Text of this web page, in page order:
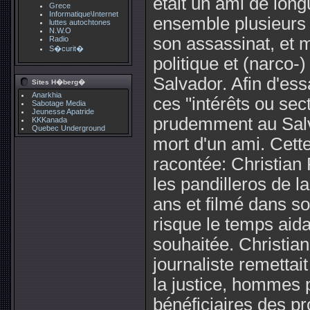
Grece
Informatique\Internet
luttes autochtones
N.W.O
Radio
S�curit�
Sites H�berg�
Anarkhia
Sabotage Media
Jeunesse Apatride
KKKanada
Quebec Underground
ensemble
son assassinat, et
politique et (narco-
Salvador. Afin
ces "intérêts ou
prudemment au
mort d'un ami.
racontée: Christian
les pandilleros de
ans et filmé dans
risque le temps
souhaitée.
journaliste
la justice, hommes
bénéficiaires des